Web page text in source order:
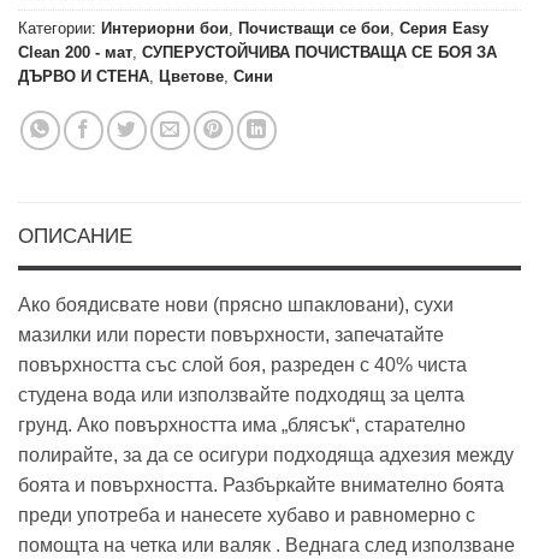
Категории: Интериорни бои Почистващи се бои Серия Easy
Clean 200 - мат СУПЕРУСТОЙЧИВА ПОЧИСТВАЩА СЕ БОЯ ЗА
ДЪРВО И СТЕНА
Цветове Сини
ОПИСАНИЕ
Ако боядисвате нови (прясно шпакловани), сухи
мазилки или порести повърхности, запечатайте
повърхността със слой боя, разреден с 40% чиста
студена вода или използвайте подходящ за целта
грунд. Ако повърхността има „блясък“, старателно
полирайте, за да се осигури подходяща адхезия между
боята и повърхността. Разбъркайте внимателно боята
преди употреба и нанесете хубаво и равномерно с
помощта на четка или валяк . Веднага след използване